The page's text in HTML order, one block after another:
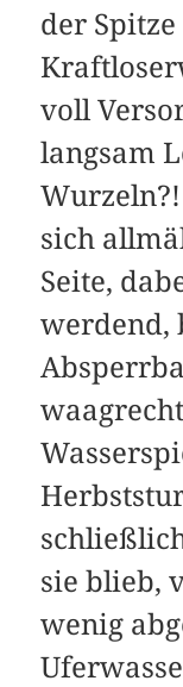
der
voll
langsam
sich
Seite,
werdend,
sie blieb,
wenig